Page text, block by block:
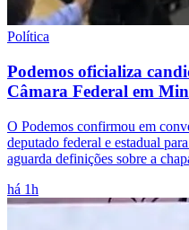
Política
Podemos oficializa
Câmara Federal em
O Podemos confirmou em
deputado federal e estadual
aguarda definições sobre a
há 1h